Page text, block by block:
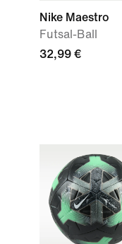
Nike Maestro
Futsal-Ball
32,99 €